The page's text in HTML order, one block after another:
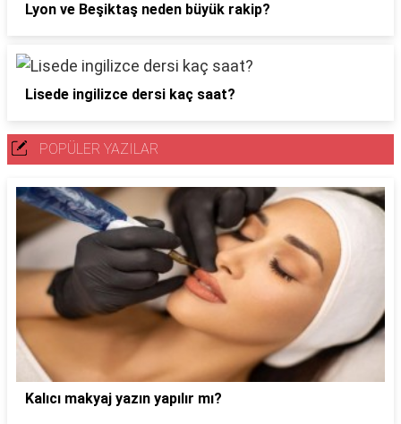
Lyon ve Beşiktaş neden büyük rakip?
Lisede ingilizce dersi kaç saat?
POPÜLER YAZILAR
Kalıcı makyaj yazın yapılır mı?